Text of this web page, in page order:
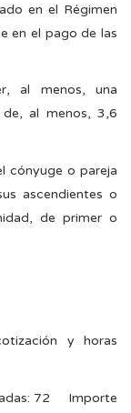
en el Régimen
en el pago de las
al menos, una
al menos, 3,6
cónyuge o pareja
ascendientes o
de primer o
y horas
72 Importe